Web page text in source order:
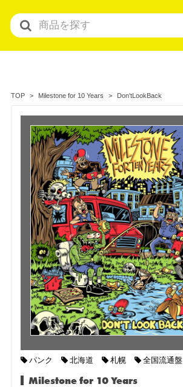
TOP Milestone for 10 Years Don'tLookBack
パンク 北海道 札幌 全国流通盤
Milestone for 10 Years